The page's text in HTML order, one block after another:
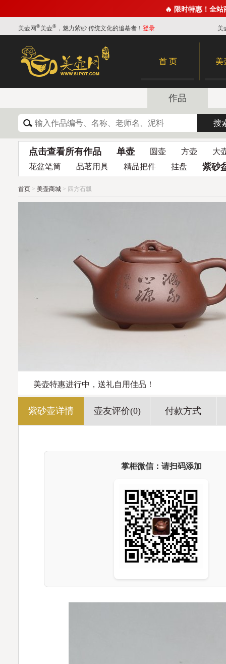
🔥 限时特惠！全
美壶网®美壶® ，魅力紫砂 传统文化的追慕者！ 登录 美
首 页 美
作品
点击查看所有作品 单壶 圆壶 方壶
大
花盆笔筒
品茗用具 精品把件 挂盘 紫砂
首页 > 美壶商城 > 四方石瓢
美壶特惠进行中，送礼自用佳品！
紫砂壶详情 壶友评价(0) 付款方式
掌柜微信：请扫码添加